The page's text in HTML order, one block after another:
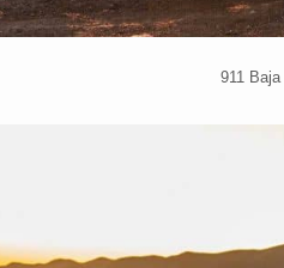
911 Baja